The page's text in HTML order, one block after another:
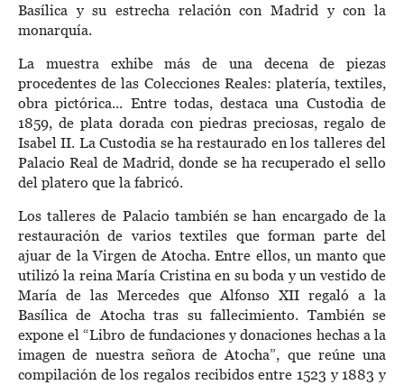
Basílica y su estrecha relación con Madrid y con la
monarquía.
La muestra exhibe más de una decena de piezas
procedentes de las Colecciones Reales: platería, textiles,
obra pictórica... Entre todas, destaca una Custodia de
1859, de plata dorada con piedras preciosas, regalo de
Isabel II. La Custodia se ha restaurado en los talleres del
Palacio Real de Madrid, donde se ha recuperado el sello
del platero que la fabricó.
Los talleres de Palacio también se han encargado de la
restauración de varios textiles que forman parte del
ajuar de la Virgen de Atocha. Entre ellos, un manto que
utilizó la reina María Cristina en su boda y un vestido de
María de las Mercedes que Alfonso XII regaló a la
Basílica de Atocha tras su fallecimiento. También se
expone el “Libro de fundaciones y donaciones hechas a la
imagen de nuestra señora de Atocha”, que reúne una
compilación de los regalos recibidos entre 1523 y 1883 y